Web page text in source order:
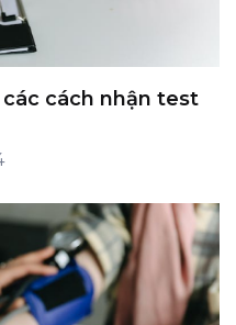
các cách nhận test